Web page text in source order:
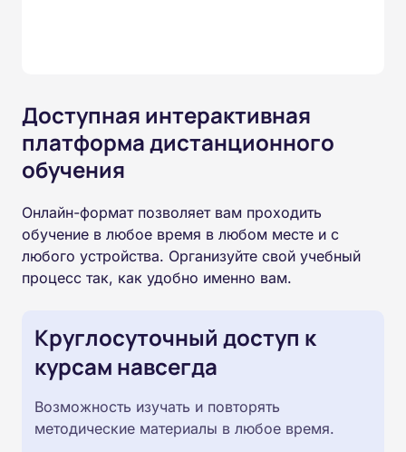
Доступная интерактивная
платформа дистанционного
обучения
Онлайн-формат позволяет вам проходить
обучение в любое время в любом месте и с
любого устройства. Организуйте свой учебный
процесс так, как удобно именно вам.
Круглосуточный доступ к
курсам навсегда
Возможность изучать и повторять
методические материалы в любое время.